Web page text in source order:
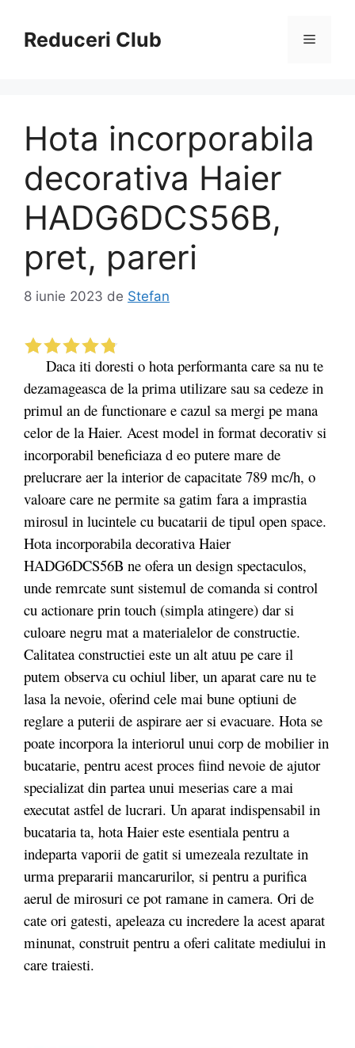
conținutReduceri Club Meniu
Hota incorporabila
decorativa Haier
HADG6DCS56B,
pret, pareri
8 iunie 2023 de Stefan
Daca iti doresti o hota performanta care sa nu te
dezamageasca de la prima utilizare sau sa cedeze in
primul an de functionare e cazul sa mergi pe mana
celor de la Haier. Acest model in format decorativ si
incorporabil beneficiaza d eo putere mare de
prelucrare aer la interior de capacitate 789 mc/h, o
valoare care ne permite sa gatim fara a imprastia
mirosul in lucintele cu bucatarii de tipul open space.
Hota incorporabila decorativa Haier
HADG6DCS56B ne ofera un design spectaculos,
unde remrcate sunt sistemul de comanda si control
cu actionare prin touch (simpla atingere) dar si
culoare negru mat a materialelor de constructie.
Calitatea constructiei este un alt atuu pe care il
putem observa cu ochiul liber, un aparat care nu te
lasa la nevoie, oferind cele mai bune optiuni de
reglare a puterii de aspirare aer si evacuare. Hota se
poate incorpora la interiorul unui corp de mobilier in
bucatarie, pentru acest proces fiind nevoie de ajutor
specializat din partea unui meserias care a mai
executat astfel de lucrari. Un aparat indispensabil in
bucataria ta, hota Haier este esentiala pentru a
indeparta vaporii de gatit si umezeala rezultate in
urma prepararii mancarurilor, si pentru a purifica
aerul de mirosuri ce pot ramane in camera. Ori de
cate ori gatesti, apeleaza cu incredere la acest aparat
minunat, construit pentru a oferi calitate mediului in
care traiesti.